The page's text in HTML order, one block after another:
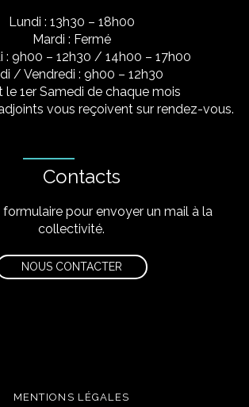
Lundi : 13h30 – 18h00
Mardi : Fermé
: 9h00 – 12h30 / 14h00 – 17h00
/ Vendredi : 9h00 – 12h30
le 1er Samedi de chaque mois
vous reçoivent sur rendez-vous.
Contacts
pour envoyer un mail à la
collectivité.
NOUS CONTACTER
MENTIONS LÉGALES